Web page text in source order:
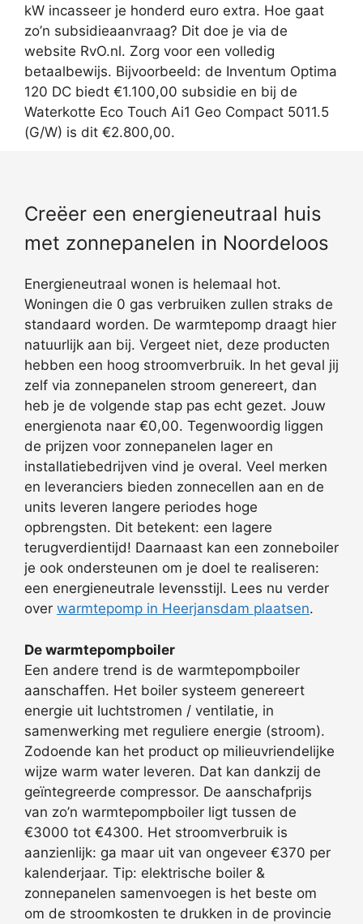
kW incasseer je honderd euro extra. Hoe gaat
zo’n subsidieaanvraag? Dit doe je via de
website RvO.nl. Zorg voor een volledig
betaalbewijs. Bijvoorbeeld: de Inventum Optima
120 DC biedt €1.100,00 subsidie en bij de
Waterkotte Eco Touch Ai1 Geo Compact 5011.5
(G/W) is dit €2.800,00.
Creëer een energieneutraal huis
met zonnepanelen in Noordeloos
Energieneutraal wonen is helemaal hot.
Woningen die 0 gas verbruiken zullen straks de
standaard worden. De warmtepomp draagt hier
natuurlijk aan bij. Vergeet niet, deze producten
hebben een hoog stroomverbruik. In het geval jij
zelf via zonnepanelen stroom genereert, dan
heb je de volgende stap pas echt gezet. Jouw
energienota naar €0,00. Tegenwoordig liggen
de prijzen voor zonnepanelen lager en
installatiebedrijven vind je overal. Veel merken
en leveranciers bieden zonnecellen aan en de
units leveren langere periodes hoge
opbrengsten. Dit betekent: een lagere
terugverdientijd! Daarnaast kan een zonneboiler
je ook ondersteunen om je doel te realiseren:
een energieneutrale levensstijl. Lees nu verder
over warmtepomp in Heerjansdam plaatsen.
De warmtepompboiler
Een andere trend is de warmtepompboiler
aanschaffen. Het boiler systeem genereert
energie uit luchtstromen / ventilatie, in
samenwerking met reguliere energie (stroom).
Zodoende kan het product op milieuvriendelijke
wijze warm water leveren. Dat kan dankzij de
geïntegreerde compressor. De aanschafprijs
van zo’n warmtepompboiler ligt tussen de
€3000 tot €4300. Het stroomverbruik is
aanzienlijk: ga maar uit van ongeveer €370 per
kalenderjaar. Tip: elektrische boiler &
zonnepanelen samenvoegen is het beste om
om de stroomkosten te drukken in de provincie